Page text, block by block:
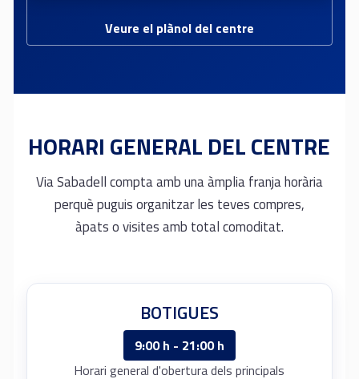
Veure el plànol del centre
HORARI GENERAL DEL CENTRE
Via Sabadell compta amb una àmplia franja horària
perquè puguis organitzar les teves compres,
àpats o visites amb total comoditat.
BOTIGUES
9:00 h - 21:00 h
Horari general d'obertura dels principals